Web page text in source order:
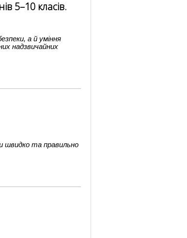
5–10 класів.
а й уміння
надзвичайних
швидко та правильно